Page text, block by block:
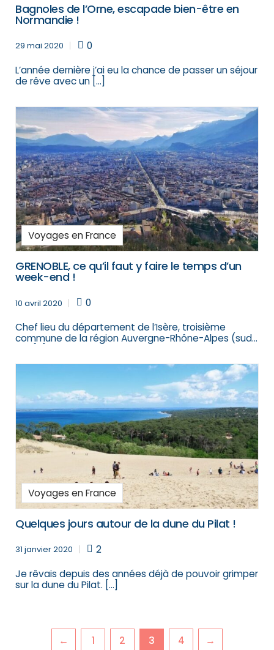
Bagnoles de l’Orne, escapade bien-être en
Normandie !
29 mai 2020
0
L’année dernière j’ai eu la chance de passer un séjour
de rêve avec un […]
Voyages en France
GRENOBLE, ce qu’il faut y faire le temps d’un
week-end !
10 avril 2020
0
Chef lieu du département de l’Isère, troisième
commune de la région Auvergne-Rhône-Alpes (sud
Voyages en France
Quelques jours autour de la dune du Pilat !
31 janvier 2020
2
Je rêvais depuis des années déjà de pouvoir grimper
sur la dune du Pilat. […]
← 1 2 3 4 →